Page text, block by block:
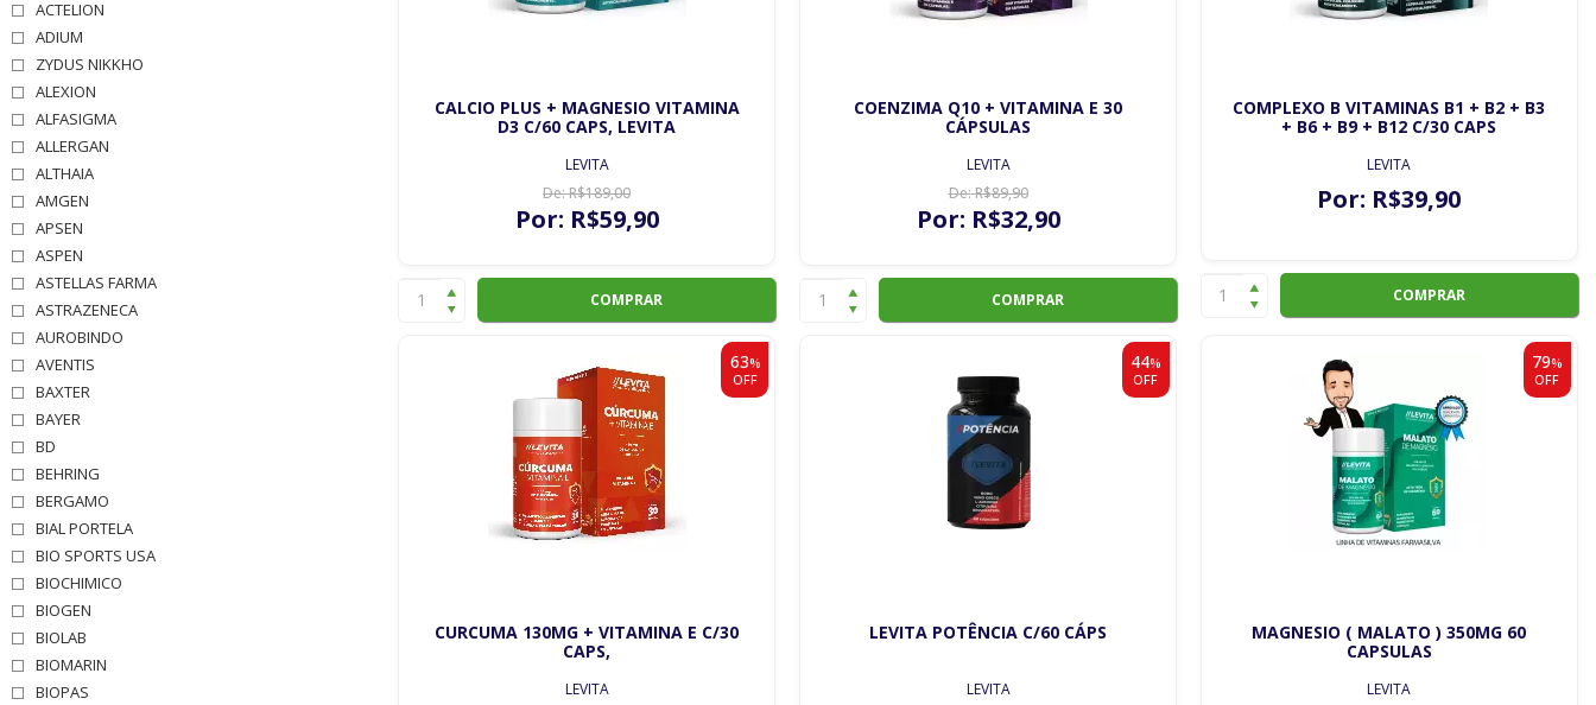
ACTELION
ADIUM
ZYDUS NIKKHO
ALEXION
ALFASIGMA
ALLERGAN
ALTHAIA
AMGEN
APSEN
ASPEN
ASTELLAS FARMA
ASTRAZENECA
AUROBINDO
AVENTIS
BAXTER
BAYER
BD
BEHRING
BERGAMO
BIAL PORTELA
BIO SPORTS USA
BIOCHIMICO
BIOGEN
BIOLAB
BIOMARIN
BIOPAS
CALCIO PLUS + MAGNESIO VITAMINA
D3 C/60 CAPS, LEVITA
LEVITA
De:R$189,00
Por: R$59,90
COMPRAR
COENZIMA Q10 + VITAMINA E 30
CÁPSULAS
LEVITA
De:R$89,90
Por: R$32,90
COMPRAR
COMPLEXO B VITAMINAS B1 + B2 + B3
+ B6 + B9 + B12 C/30 CAPS
LEVITA
Por: R$39,90
COMPRAR
63%
OFF
CURCUMA 130MG + VITAMINA E C/30
CAPS,
LEVITA
44%
OFF
LEVITA POTÊNCIA C/60 CÁPS
LEVITA
79%
OFF
MAGNESIO ( MALATO ) 350MG 60
CAPSULAS
LEVITA